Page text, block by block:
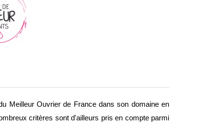
Meilleur Ouvrier de France dans son domaine en
critères sont d'ailleurs pris en compte parmi